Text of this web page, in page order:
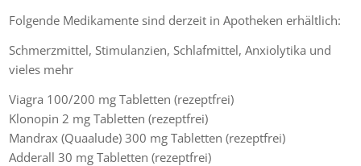
Folgende Medikamente sind derzeit in Apotheken erhältlich:
Schmerzmittel, Stimulanzien, Schlafmittel, Anxiolytika und
vieles mehr
Viagra 100/200 mg Tabletten (rezeptfrei)
Klonopin 2 mg Tabletten (rezeptfrei)
Mandrax (Quaalude) 300 mg Tabletten (rezeptfrei)
Adderall 30 mg Tabletten (rezeptfrei)